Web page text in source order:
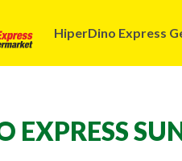
Navegación
HiperDino Express
EXPRESS